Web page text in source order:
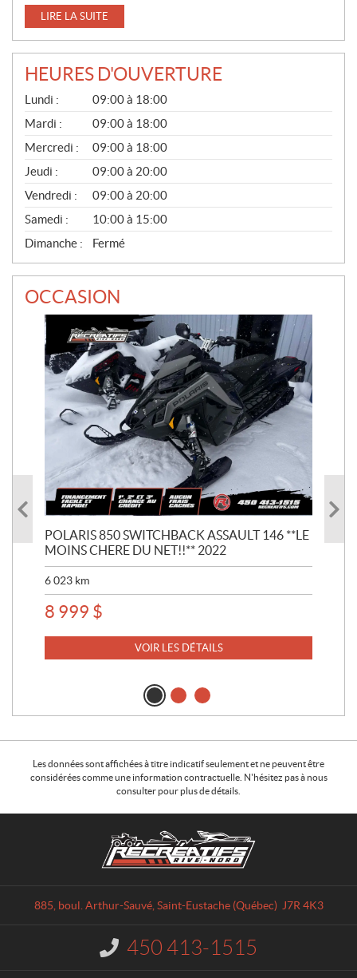
LIRE LA SUITE
HEURES D'OUVERTURE
V
E
N
T
E
S
Lundi :
09:00 à 18:00
Mardi :
09:00 à 18:00
Mercredi :
09:00 à 18:00
Jeudi :
09:00 à 20:00
Vendredi :
09:00 à 20:00
Samedi :
10:00 à 15:00
Dimanche :
Fermé
OCCASION
POLARIS 850 SWITCHBACK ASSAULT 146 **LE
MOINS CHERE DU NET!!** 2022
6 023 km
8 999 $
VOIR LES DÉTAILS
Les données sont affichées à titre indicatif seulement et ne peuvent être
considérées comme une information contractuelle. N'hésitez pas à nous
consulter pour plus de détails.
885, boul. Arthur-Sauvé, Saint-Eustache(Québec) J7R 4K3
450 413-1515